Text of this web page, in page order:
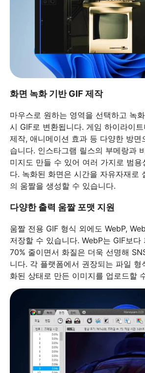
화면 녹화 기반 GIF 제작
마우스로 원하는 영역을 선택하고 녹
시 GIF로 변환됩니다. 게임 하이라이
제작, 애니메이션 효과 등 다양한 방면
습니다. 인스타그램 릴스의 부메랑과
미지도 만들 수 있어 여러 가지로 범용
다. 녹화된 화면은 시간을 자유자재로
의 움짤을 생성할 수 있습니다.
다양한 출력 움짤 포맷 지원
움짤 전용 GIF 형식 외에도 WebP,
저장할 수 있습니다. WebP는 GIF보다
70% 줄이면서 화질은 더욱 선명해
니다. 각 플랫폼에서 권장되는 파일 형
화된 상태로 만든 이미지를 업로드할